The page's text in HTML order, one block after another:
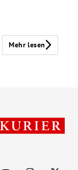
Mehr lesen